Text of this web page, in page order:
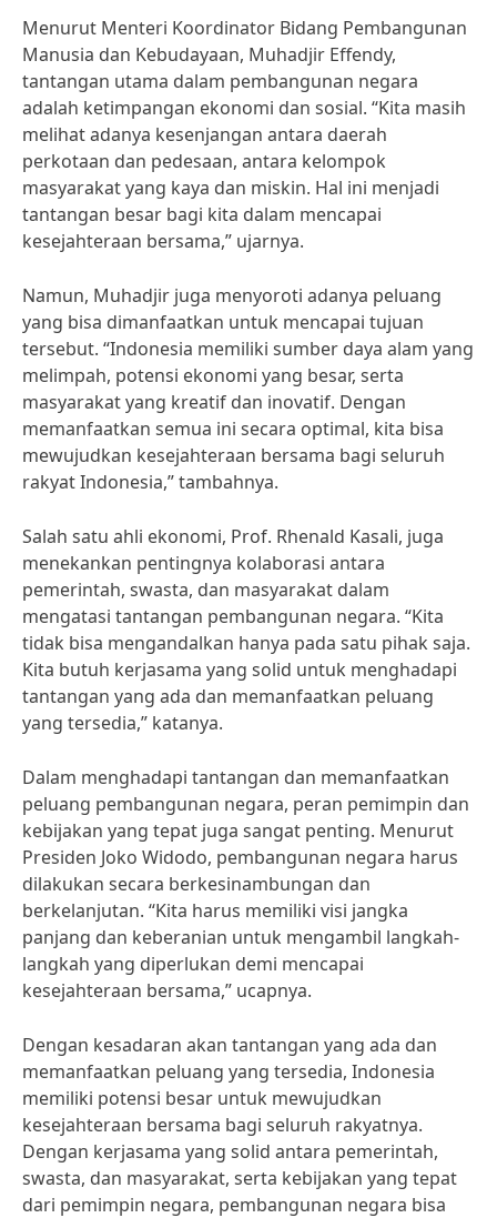
Menurut Menteri Koordinator Bidang Pembangunan
Manusia dan Kebudayaan, Muhadjir Effendy,
tantangan utama dalam pembangunan negara
adalah ketimpangan ekonomi dan sosial. “Kita masih
melihat adanya kesenjangan antara daerah
perkotaan dan pedesaan, antara kelompok
masyarakat yang kaya dan miskin. Hal ini menjadi
tantangan besar bagi kita dalam mencapai
kesejahteraan bersama,” ujarnya.
Namun, Muhadjir juga menyoroti adanya peluang
yang bisa dimanfaatkan untuk mencapai tujuan
tersebut. “Indonesia memiliki sumber daya alam yang
melimpah, potensi ekonomi yang besar, serta
masyarakat yang kreatif dan inovatif. Dengan
memanfaatkan semua ini secara optimal, kita bisa
mewujudkan kesejahteraan bersama bagi seluruh
rakyat Indonesia,” tambahnya.
Salah satu ahli ekonomi, Prof. Rhenald Kasali, juga
menekankan pentingnya kolaborasi antara
pemerintah, swasta, dan masyarakat dalam
mengatasi tantangan pembangunan negara. “Kita
tidak bisa mengandalkan hanya pada satu pihak saja.
Kita butuh kerjasama yang solid untuk menghadapi
tantangan yang ada dan memanfaatkan peluang
yang tersedia,” katanya.
Dalam menghadapi tantangan dan memanfaatkan
peluang pembangunan negara, peran pemimpin dan
kebijakan yang tepat juga sangat penting. Menurut
Presiden Joko Widodo, pembangunan negara harus
dilakukan secara berkesinambungan dan
berkelanjutan. “Kita harus memiliki visi jangka
panjang dan keberanian untuk mengambil langkah-
langkah yang diperlukan demi mencapai
kesejahteraan bersama,” ucapnya.
Dengan kesadaran akan tantangan yang ada dan
memanfaatkan peluang yang tersedia, Indonesia
memiliki potensi besar untuk mewujudkan
kesejahteraan bersama bagi seluruh rakyatnya.
Dengan kerjasama yang solid antara pemerintah,
swasta, dan masyarakat, serta kebijakan yang tepat
dari pemimpin negara, pembangunan negara bisa